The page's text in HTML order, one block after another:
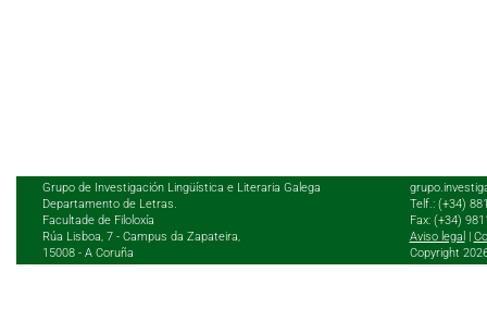
Grupo de Investigación Lingüística e Literaria Galega
Departamento de Letras.
Facultade de Filoloxía
Rúa Lisboa, 7 - Campus da Zapateira,
15008 - A Coruña
Telf.: (+34)
Fax: (+34)
Aviso legal
Copyright